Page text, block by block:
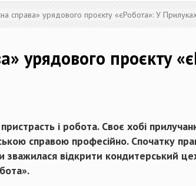
справа» урядового проєкту «єРобота»: У
урядового проєкту
і робота. Своє хобі
справою професійно. Спочатку
зважилася відкрити кондитерський